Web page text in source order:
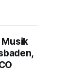
Musik